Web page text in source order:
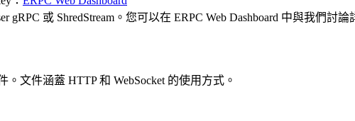
或 ShredStream。您可以在 ERPC Web Dashboard 中與我們討論
文件涵蓋 HTTP 和 WebSocket 的使用方式。